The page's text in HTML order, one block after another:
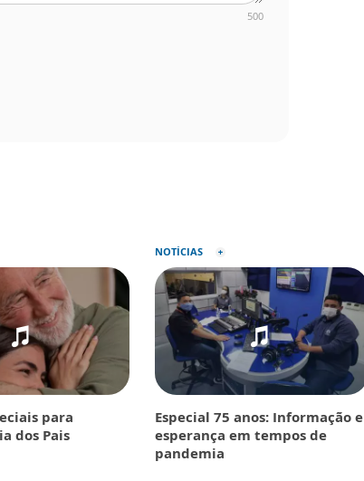
500
para
dos Pais
NOTÍCIAS
Especial 75 anos: Informação e
esperança em tempos de
pandemia